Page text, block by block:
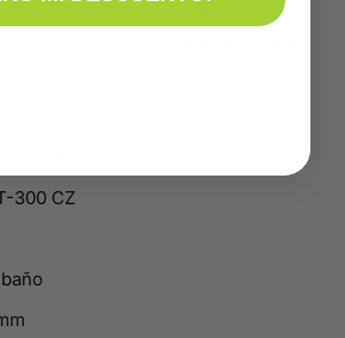
de presencia. Posibilidad de
100 de 12V: IP57, para zona de
300 CZ